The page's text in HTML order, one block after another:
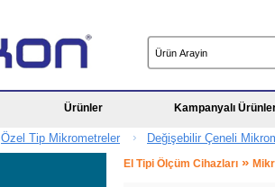
Ürünler Kampanyalı
Özel Tip Mikrometreler Değişebilir Çeneli
El Tipi Ölçüm Cihazları »